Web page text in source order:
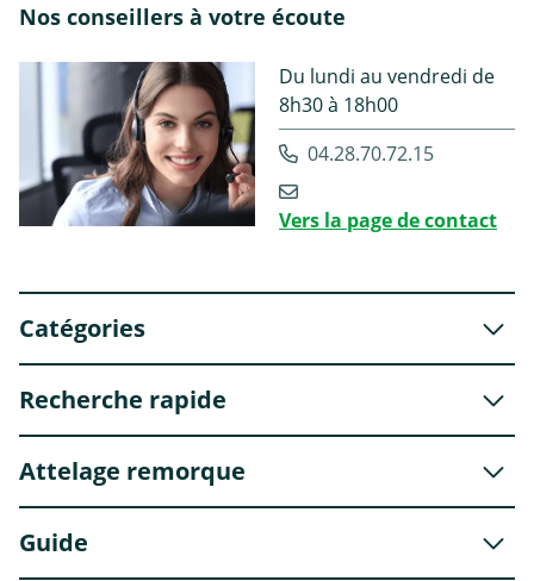
Nos conseillers à votre écoute
Du lundi au vendredi de
8h30 à 18h00
04.28.70.72.15
Vers la page de contact
Catégories
Recherche rapide
Attelage remorque
Guide